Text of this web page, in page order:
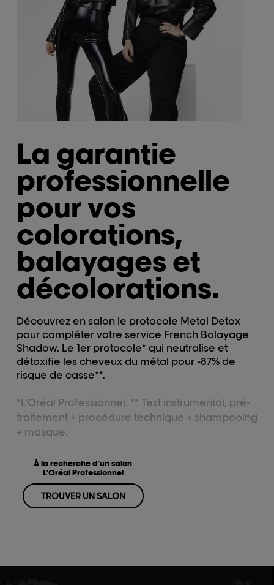
La garantie
professionnelle
pour vos
colorations,
balayages et
décolorations.
Découvrez en salon le protocole Metal Detox
pour compléter votre service French Balayage
Shadow. Le 1er protocole* qui neutralise et
détoxifie les cheveux du métal pour -87% de
risque de casse**.
*L'Oréal Professionnel. ** Test instrumental, pré-
traitement + procédure technique + shampooing
+ masque.
À la recherche d'un salon
L'Oréal Professionnel
TROUVER UN SALON